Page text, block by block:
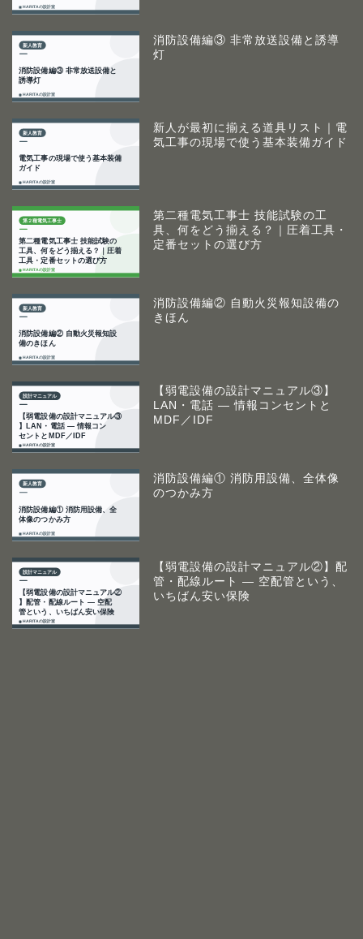
消防設備編③ 非常放送設備と誘導
灯
新人が最初に揃える道具リスト｜電
気工事の現場で使う基本装備ガイド
第二種電気工事士 技能試験の工
具、何をどう揃える？｜圧着工具・
定番セットの選び方
消防設備編② 自動火災報知設備の
きほん
【弱電設備の設計マニュアル③】
LAN・電話 ― 情報コンセントと
MDF／IDF
消防設備編① 消防用設備、全体像
のつかみ方
【弱電設備の設計マニュアル②】配
管・配線ルート ― 空配管という、
いちばん安い保険